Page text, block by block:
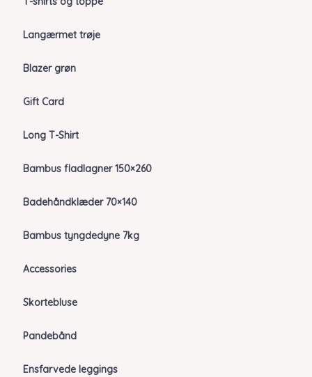
Langærmet trøje
Blazer grøn
Gift Card
Long T-Shirt
Bambus fladlagner 150×260
Badehåndklæder 70×140
Bambus tyngdedyne 7kg
Accessories
Skortebluse
Pandebånd
Ensfarvede leggings